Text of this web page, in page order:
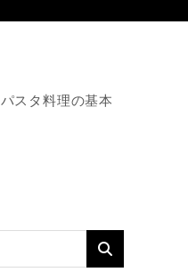
パスタ料理の基本